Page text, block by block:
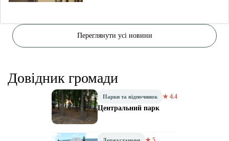
Переглянути усі новини
Довідник громади
Парки та відпочинок ★ 4.4
Центральний парк